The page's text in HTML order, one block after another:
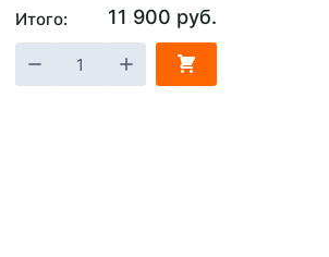
Итого: 11 900 руб.